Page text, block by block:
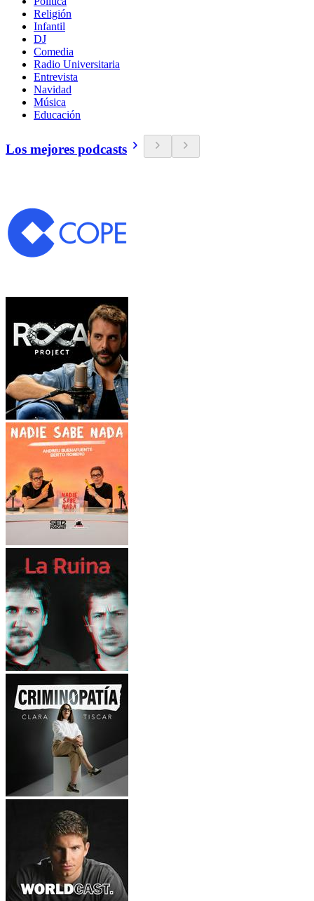
Religión
Infantil
DJ
Comedia
Radio Universitaria
Entrevista
Navidad
Música
Educación
Los mejores podcasts